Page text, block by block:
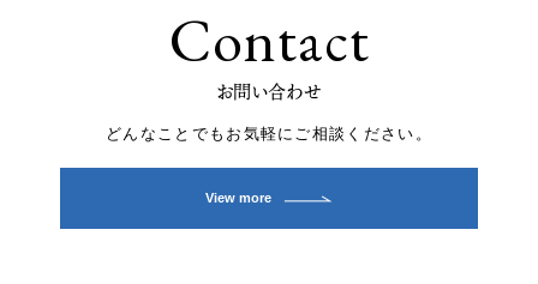
Contact
お問い合わせ
どんなことでもお気軽にご相談ください。
View more